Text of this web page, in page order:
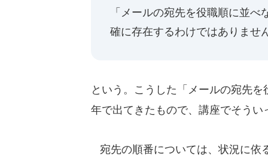
「メールの宛先を役職順に並
確に存在するわけではありませ
という。こうした「メールの宛先
年で出てきたもので、講座でそう
宛先の順番については、状況に依